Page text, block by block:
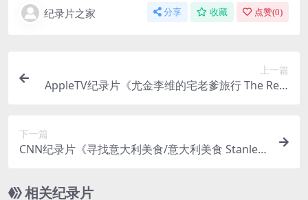
纪录片之家 分享 收藏 点赞(0)
上一篇
AppleTV纪录片《尤金李维的宅老爹旅行 The Relu
下一篇
CNN纪录片《寻找意大利美食/意大利美食 Stanley
英语中英双字 官方纯净版 1080P/MKV/39.6G
相关纪录片